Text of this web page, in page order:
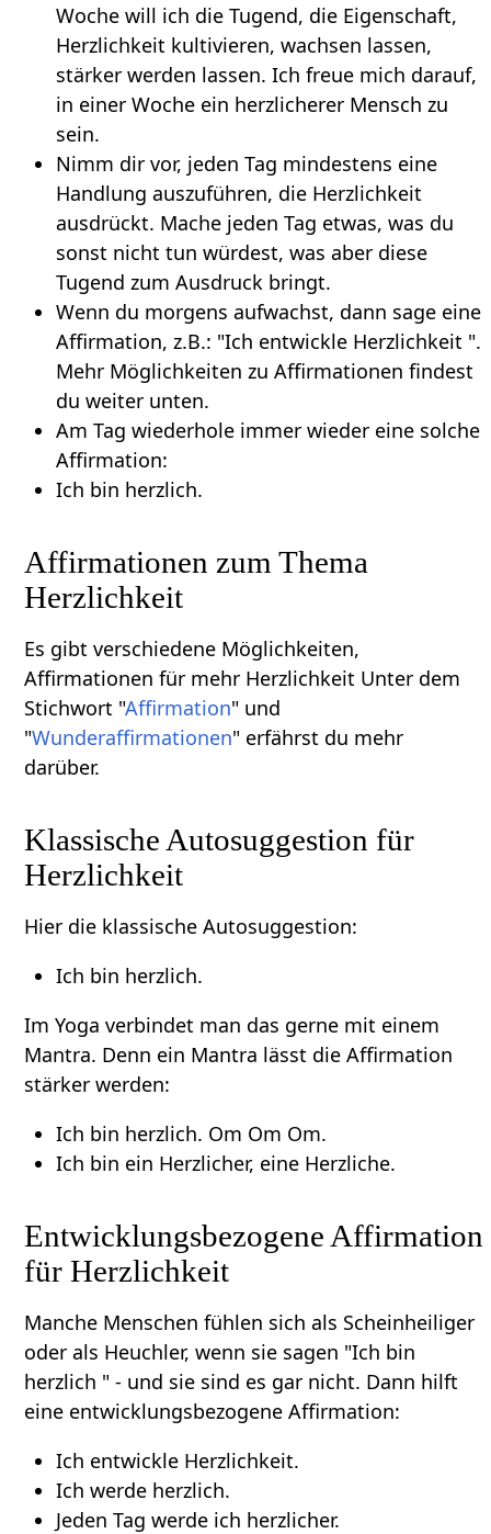
Woche will ich die Tugend, die Eigenschaft,
Herzlichkeit kultivieren, wachsen lassen,
stärker werden lassen. Ich freue mich darauf,
in einer Woche ein herzlicherer Mensch zu
sein.
Nimm dir vor, jeden Tag mindestens eine
Handlung auszuführen, die Herzlichkeit
ausdrückt. Mache jeden Tag etwas, was du
sonst nicht tun würdest, was aber diese
Tugend zum Ausdruck bringt.
Wenn du morgens aufwachst, dann sage eine
Affirmation, z.B.: "Ich entwickle Herzlichkeit ".
Mehr Möglichkeiten zu Affirmationen findest
du weiter unten.
Am Tag wiederhole immer wieder eine solche
Affirmation:
Ich bin herzlich.
Affirmationen zum Thema
Herzlichkeit
Es gibt verschiedene Möglichkeiten,
Affirmationen für mehr Herzlichkeit Unter dem
Stichwort "Affirmation" und
"Wunderaffirmationen" erfährst du mehr
darüber.
Klassische Autosuggestion für
Herzlichkeit
Hier die klassische Autosuggestion:
Ich bin herzlich.
Im Yoga verbindet man das gerne mit einem
Mantra. Denn ein Mantra lässt die Affirmation
stärker werden:
Ich bin herzlich. Om Om Om.
Ich bin ein Herzlicher, eine Herzliche.
Entwicklungsbezogene Affirmation
für Herzlichkeit
Manche Menschen fühlen sich als Scheinheiliger
oder als Heuchler, wenn sie sagen "Ich bin
herzlich " - und sie sind es gar nicht. Dann hilft
eine entwicklungsbezogene Affirmation:
Ich entwickle Herzlichkeit.
Ich werde herzlich.
Jeden Tag werde ich herzlicher.